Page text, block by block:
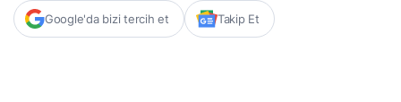
Google'da bizi tercih et Takip Et